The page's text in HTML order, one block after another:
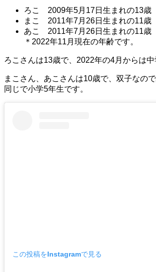
ろこ 2009年5月17日生まれの13歳
まこ 2011年7月26日生まれの11歳
あこ 2011年7月26日生まれの11歳
＊2022年11月現在の年齢です。
ろこさんは13歳で、2022年の4月からは中
まこさん、あこさんは10歳で、双子なの
同じで小学5年生です。
この投稿をInstagramで見る